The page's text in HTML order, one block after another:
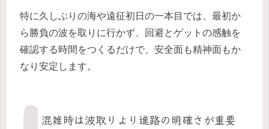
特に久しぶりの海や遠征初日の一本目では、最初か
ら勝負の波を取りに行かず、回避とゲットの感触を
確認する時間をつくるだけで、安全面も精神面もか
なり安定します。
混雑時は波取りより進路の明確さが重要